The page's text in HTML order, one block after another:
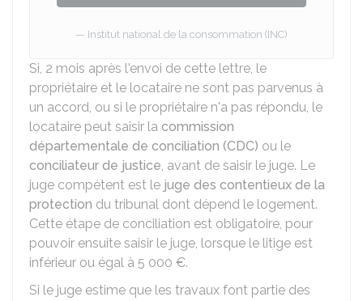
Institut national de la consommation (INC)
Si, 2 mois après l'envoi de cette lettre, le
propriétaire et le locataire ne sont pas parvenus à
un accord, ou si le propriétaire n'a pas répondu, le
locataire peut saisir la commission
départementale de conciliation (CDC) ou le
conciliateur de justice, avant de saisir le juge. Le
juge compétent est le juge des contentieux de la
protection du tribunal dont dépend le logement.
Cette étape de conciliation est obligatoire, pour
pouvoir ensuite saisir le juge, lorsque le litige est
inférieur ou égal à 5 000 €.
Si le juge estime que les travaux font partie des